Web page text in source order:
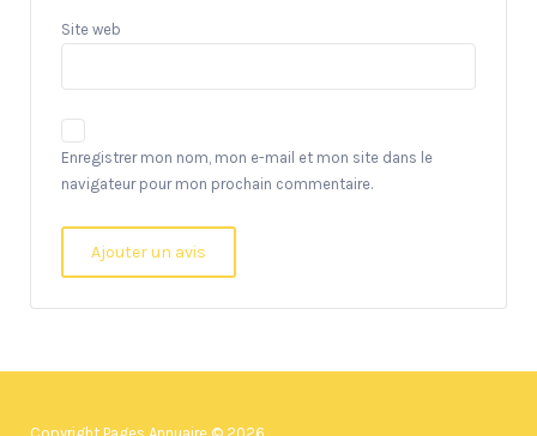
Site web
Enregistrer mon nom, mon e-mail et mon site dans le
navigateur pour mon prochain commentaire.